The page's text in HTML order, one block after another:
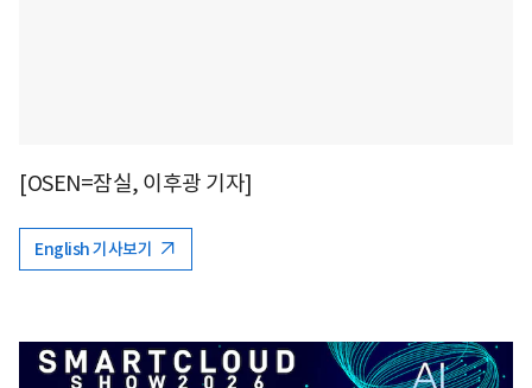
[OSEN=잠실, 이후광 기자]
English 기사보기